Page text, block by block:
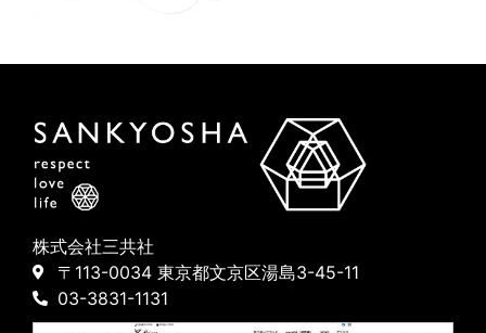
株式会社三共社
〒113-0034 東京都文京区湯島3-45-11
03-3831-1131